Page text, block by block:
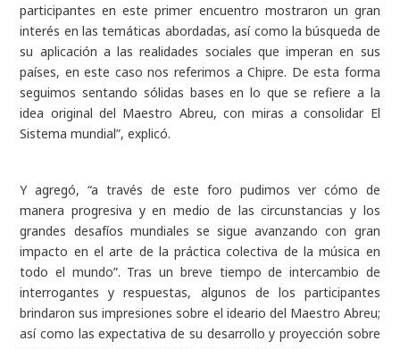
participantes en este primer encuentro mostraron un gran
interés en las temáticas abordadas, así como la búsqueda de
su aplicación a las realidades sociales que imperan en sus
países, en este caso nos referimos a Chipre. De esta forma
seguimos sentando sólidas bases en lo que se refiere a la
idea original del Maestro Abreu, con miras a consolidar El
Sistema mundial”, explicó.
Y agregó, “a través de este foro pudimos ver cómo de
manera progresiva y en medio de las circunstancias y los
grandes desafíos mundiales se sigue avanzando con gran
impacto en el arte de la práctica colectiva de la música en
todo el mundo”. Tras un breve tiempo de intercambio de
interrogantes y respuestas, algunos de los participantes
brindaron sus impresiones sobre el ideario del Maestro Abreu;
así como las expectativa de su desarrollo y proyección sobre